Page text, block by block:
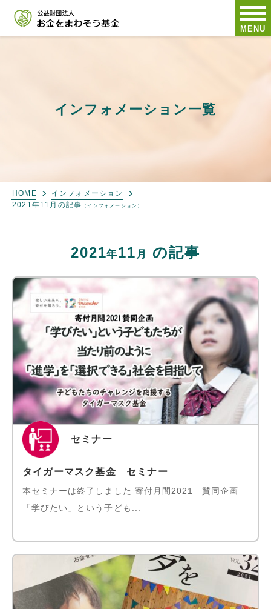
MENU
インフォメーション一覧
HOME
インフォメーション
2021年11月の記事 （インフォメーション）
2021年11 月 の記事
セミナー
タイガーマスク基金 セミナー
本セミナーは終了しました 寄付月間2021 賛同企画
「学びたい」という子ども...